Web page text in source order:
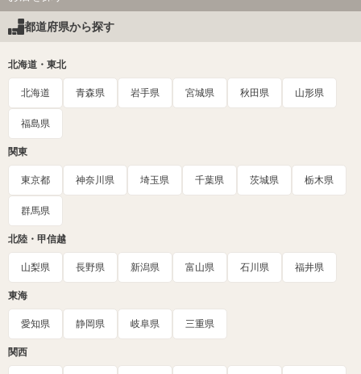
都道府県から探す
北海道・東北
北海道 青森県 岩手県 宮城県 秋田県 山形県
福島県
関東
東京都 神奈川県 埼玉県 千葉県 茨城県 栃木県
群馬県
北陸・甲信越
山梨県 長野県 新潟県 富山県 石川県 福井県
東海
愛知県 静岡県 岐阜県 三重県
関西